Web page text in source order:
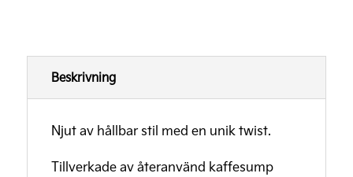
Beskrivning
Njut av hållbar stil med en unik twist.
Tillverkade av återanvänd kaffesump